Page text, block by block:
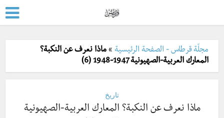
مجلّة قرطاس - الصفحة الرئيسية »ماذا نعرف عن النكبة؟
المعارك العربية-الصهيونية 1947-1948 (6)
تاريخ
ماذا نعرف عن النكبة؟ المعارك العربية-الصهيونية